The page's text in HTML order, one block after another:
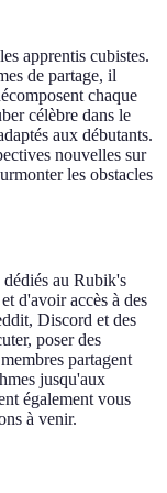
apprentis cubistes.
de partage, il
chaque
célèbre dans le
aux débutants.
nouvelles sur
les obstacles
au Rubik's
d'avoir accès à des
Discord et des
poser des
partagent
jusqu'aux
également vous
à venir.